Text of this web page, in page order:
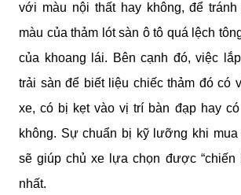
với màu nội thất hay không, để
màu của thảm lót sàn ô tô quá lệch
của khoang lái. Bên cạnh đó, việc
trải sàn để biết liệu chiếc thảm đó có
xe, có bị kẹt vào vị trí bàn đạp hay
không. Sự chuẩn bị kỹ lưỡng khi mua
sẽ giúp chủ xe lựa chọn được “chiến
nhất.